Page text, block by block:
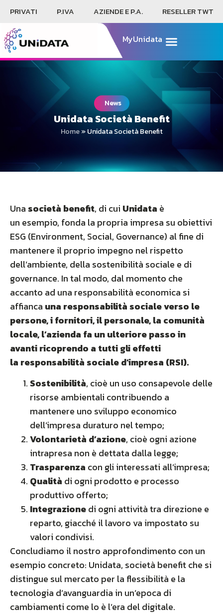
PRIVATI P.IVA AZIENDE E P.A. RESELLER TWT
MyUnidata
News
Unidata Società Benefit
Home»Unidata Società Benefit
Una società benefit, di cui Unidata è
un esempio, fonda la propria impresa su obiettivi
ESG (Environment, Social, Governance) al fine di
mantenere il proprio impegno nel rispetto
dell’ambiente, della sostenibilità sociale e di
governance. In tal modo, dal momento che
accanto ad una responsabilità economica si
affianca una responsabilità sociale verso le
persone, i fornitori, il personale, la comunità
locale, l’azienda fa un ulteriore passo in
avanti ricoprendo a tutti gli effetti
la responsabilità sociale d’impresa (RSI).
Sostenibilità, cioè un uso consapevole delle
risorse ambientali contribuendo a
mantenere uno sviluppo economico
dell’impresa duraturo nel tempo;
Volontarietà d’azione, cioè ogni azione
intrapresa non è dettata dalla legge;
Trasparenza con gli interessati all’impresa;
Qualità di ogni prodotto e processo
produttivo offerto;
Integrazionedi ogni attività tra direzione e
reparto, giacché il lavoro va impostato su
valori condivisi.
Concludiamo il nostro approfondimento con un
esempio concreto: Unidata, società benefit che si
distingue sul mercato per la flessibilità e la
tecnologia d’avanguardia in un’epoca di
cambiamenti come lo è l’era del digitale.